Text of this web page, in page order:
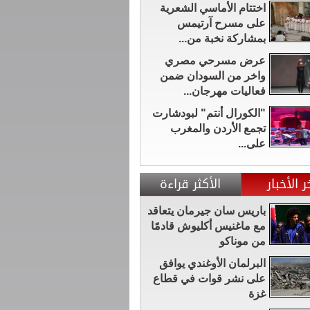
اختتام الأماسي الشعرية
على مسرح آرتيمس
بمشاركة نخبة من...
عرض مسرحي مصري
واخر من السودان ضمن
فعاليات مهرجان...
"الكورال أنتم" لبودشارت
تجمع الأردن والمغرب
على...
الأخبار الأكثر قراءة
باريس سان جيرمان يتعاقد
مع ماغنيس أكليوش قادمًا
من موناكو
البرلمان الأوغندي يوافق
على نشر قوات في قطاع
غزة